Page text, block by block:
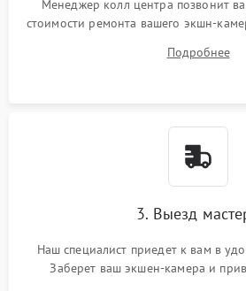
Менеджер колл центра позвонит
стоимости ремонта вашего экшн-
Подробнее
3. Выезд
Наш специалист приедет к вам в
Заберет ваш экшен-камера и